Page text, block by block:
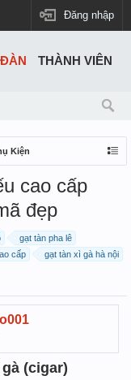
Đăng nhập
Kiện
cao cấp
đẹp
gạt tàn pha lê
cấp
gạt tàn xì gà hà nội
(cigar)
THÀNH VIÊN